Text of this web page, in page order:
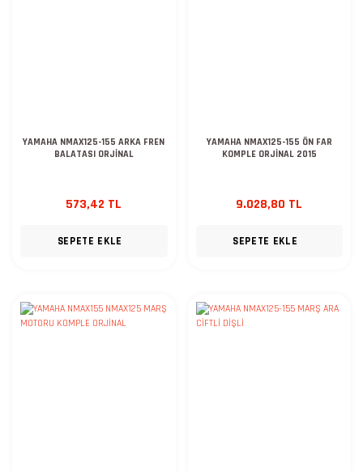
YAMAHA NMAX125-155 ARKA FREN
BALATASI ORJİNAL
573,42 TL
SEPETE EKLE
YAMAHA NMAX125-155 ÖN FAR
KOMPLE ORJİNAL 2015
9.028,80 TL
SEPETE EKLE